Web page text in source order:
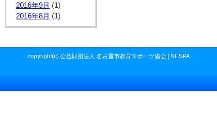
2016年9月 (1)
2016年8月 (1)
copyright(c) 公益財団法人 名古屋市教育スポーツ協会 | NESPA